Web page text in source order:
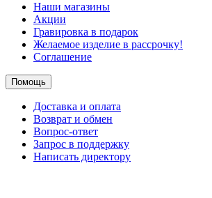
Наши магазины
Акции
Гравировка в подарок
Желаемое изделие в рассрочку!
Соглашение
Помощь
Доставка и оплата
Возврат и обмен
Вопрос-ответ
Запрос в поддержку
Написать директору